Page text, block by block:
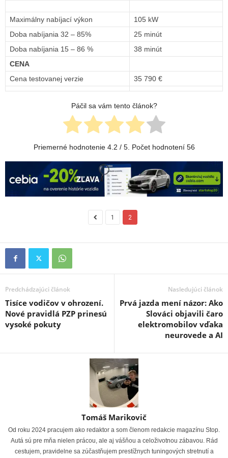
Maximálny nabíjací výkon
105 kW
Doba nabíjania 32 – 85%
25 minút
Doba nabíjania 15 – 86 %
38 minút
CENA
Cena testovanej verzie
35 790 €
Páčil sa vám tento článok?
Priemerné hodnotenie 4.2 / 5. Počet hodnotení 56
1 2
Predchádzajúci článok
Tisíce vodičov v ohrození.
Nové pravidlá PZP prinesú
vysoké pokuty
Nasledujúci článok
Prvá jazda mení názor: Ako
Slováci objavili čaro
elektromobilov vďaka
neurovede a AI
Tomáš Marikovič
Od roku 2024 pracujem ako redaktor a som členom redakcie magazínu Stop.
Autá sú pre mňa nielen prácou, ale aj vášňou a celoživotnou zábavou. Rád
cestujem, pravidelne sa zúčastňujem prestížnych tuningových stretnutí a